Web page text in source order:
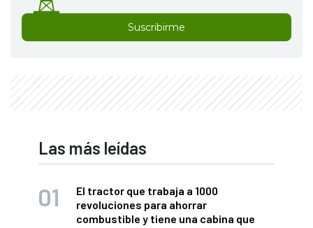
Suscribirme
Las más leídas
El tractor que trabaja a 1000
revoluciones para ahorrar
combustible y tiene una cabina que